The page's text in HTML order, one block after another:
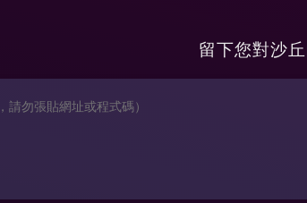
留下您對沙丘